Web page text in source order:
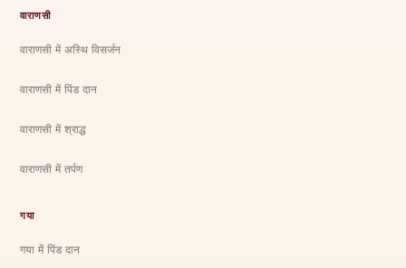
वाराणसी
वाराणसी में अस्थि विसर्जन
वाराणसी में पिंड दान
वाराणसी में श्राद्ध
वाराणसी में तर्पण
गया
गया में पिंड दान